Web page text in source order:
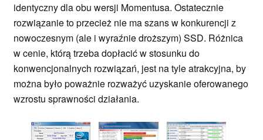
identyczny dla obu wersji Momentusa. Ostatecznie
rozwiązanie to przecież nie ma szans w konkurencji z
nowoczesnym (ale i wyraźnie droższym) SSD. Różnica
w cenie, którą trzeba dopłacić w stosunku do
konwencjonalnych rozwiązań, jest na tyle atrakcyjna, by
można było poważnie rozważyć uzyskanie oferowanego
wzrostu sprawności działania.